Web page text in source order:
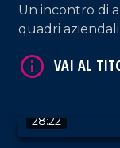
Un incontro di
quadri aziendali
28:22
VAI AL TITOLO